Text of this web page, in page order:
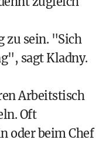
zu sein. "Sich
sagt Kladny.
Arbeitstisch
Oft
oder beim Chef